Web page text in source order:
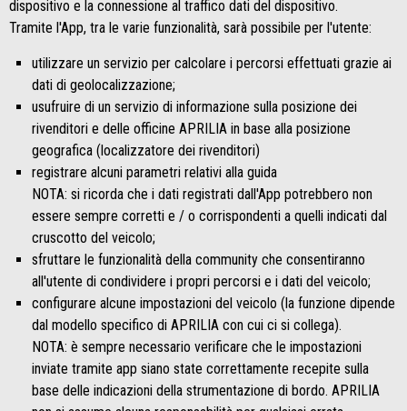
dispositivo e la connessione al traffico dati del dispositivo.
Tramite l'App, tra le varie funzionalità, sarà possibile per l'utente:
utilizzare un servizio per calcolare i percorsi effettuati grazie ai
dati di geolocalizzazione;
usufruire di un servizio di informazione sulla posizione dei
rivenditori e delle officine APRILIA in base alla posizione
geografica (localizzatore dei rivenditori)
registrare alcuni parametri relativi alla guida
NOTA: si ricorda che i dati registrati dall'App potrebbero non
essere sempre corretti e / o corrispondenti a quelli indicati dal
cruscotto del veicolo;
sfruttare le funzionalità della community che consentiranno
all'utente di condividere i propri percorsi e i dati del veicolo;
configurare alcune impostazioni del veicolo (la funzione dipende
dal modello specifico di APRILIA con cui ci si collega).
NOTA: è sempre necessario verificare che le impostazioni
inviate tramite app siano state correttamente recepite sulla
base delle indicazioni della strumentazione di bordo. APRILIA